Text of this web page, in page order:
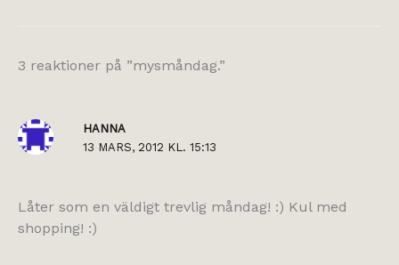
3 reaktioner på ”mysmåndag.”
HANNA
13 MARS, 2012 KL. 15:13
Låter som en väldigt trevlig måndag! :) Kul med
shopping! :)